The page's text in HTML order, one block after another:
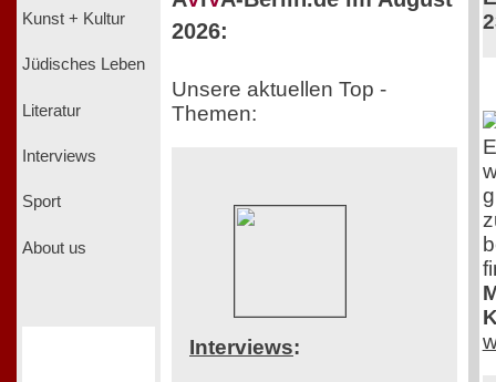
Kunst + Kultur
Jüdisches Leben
Literatur
Interviews
Sport
About us
2026:
Unsere aktuellen Top -
Themen:
Interviews: